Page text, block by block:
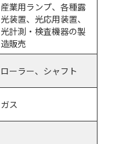
産業用ランプ、各種露
光装置、光応用装置、
光計測・検査機器の製
造販売
ローラー、シャフト
ガス